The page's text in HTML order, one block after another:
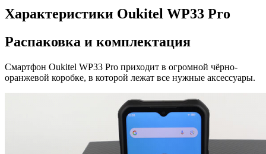
Характеристики Oukitel WP33 Pro
Распаковка и комплектация
Смартфон Oukitel WP33 Pro приходит в огромной чёрно-
оранжевой коробке, в которой лежат все нужные аксессуары.